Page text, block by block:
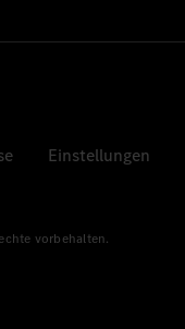
Einstellungen
vorbehalten.